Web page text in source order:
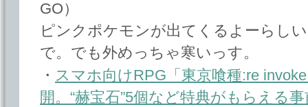
GO）
ピンクポケモンが出てくるよーらし
で。でも外めっちゃ寒いっす。
・ スマホ向けRPG「東京喰種:re
開。“赫宝石”5個など特典がもらえる